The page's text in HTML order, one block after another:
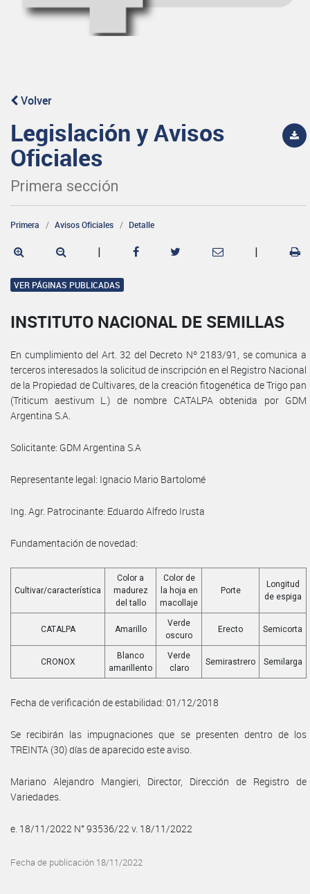
Volver
Legislación y Avisos
Oficiales
Primera sección
Primera Avisos Oficiales Detalle
| |
VER PÁGINAS PUBLICADAS
INSTITUTO NACIONAL DE SEMILLAS
En cumplimiento del Art. 32 del Decreto Nº 2183/91, se comunica a
terceros interesados la solicitud de inscripción en el Registro Nacional
de la Propiedad de Cultivares, de la creación fitogenética de Trigo pan
(Triticum aestivum L.) de nombre CATALPA obtenida por GDM
Argentina S.A.
Solicitante: GDM Argentina S.A
Representante legal: Ignacio Mario Bartolomé
Ing. Agr. Patrocinante: Eduardo Alfredo Irusta
Fundamentación de novedad:
Cultivar/característica
Color a
madurez
del tallo
Color de
la hoja en
macollaje
Porte
Longitud
de espiga
CATALPA Amarillo
Verde
oscuro
Erecto Semicorta
CRONOX
Blanco
amarillento
Verde
claro
Semirastrero Semilarga
Fecha de verificación de estabilidad: 01/12/2018
Se recibirán las impugnaciones que se presenten dentro de los
TREINTA (30) días de aparecido este aviso.
Mariano Alejandro Mangieri, Director, Dirección de Registro de
Variedades.
e. 18/11/2022 N° 93536/22 v. 18/11/2022
Fecha de publicación 18/11/2022